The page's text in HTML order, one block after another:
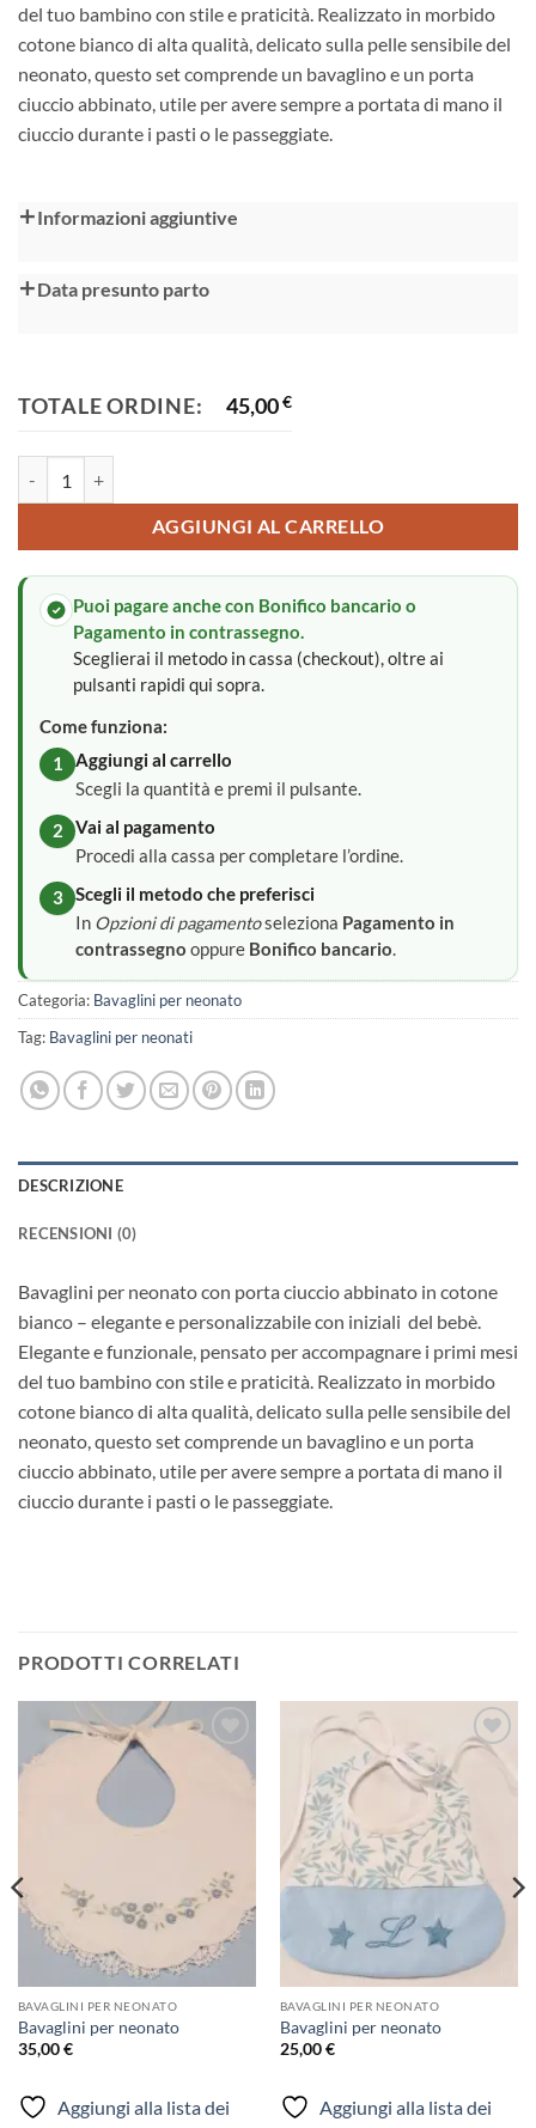
del tuo bambino con stile e praticità. Realizzato in morbido
cotone bianco di alta qualità, delicato sulla pelle sensibile del
neonato, questo set comprende un bavaglino e un porta
ciuccio abbinato, utile per avere sempre a portata di mano il
ciuccio durante i pasti o le passeggiate.
Informazioni aggiuntive
Data presunto parto
TOTALE ORDINE: 45,00€
AGGIUNGI AL CARRELLO
Alternative:
Puoi pagare anche con Bonifico bancario o
Pagamento in contrassegno.
Sceglierai il metodo in cassa (checkout), oltre ai
pulsanti rapidi qui sopra.
Come funziona:
1
Aggiungi al carrello
Scegli la quantità e premi il pulsante.
2
Vai al pagamento
Procedi alla cassa per completare l’ordine.
3
Scegli il metodo che preferisci
In Opzioni di pagamentoseleziona Pagamento in
contrassegno oppure Bonifico bancario.
Categoria: Bavaglini per neonato
Tag: Bavaglini per neonati
DESCRIZIONE
RECENSIONI (0)
Bavaglini per neonato con porta ciuccio abbinato in cotone
bianco – elegante e personalizzabile con iniziali del bebè.
Elegante e funzionale, pensato per accompagnare i primi mesi
del tuo bambino con stile e praticità. Realizzato in morbido
cotone bianco di alta qualità, delicato sulla pelle sensibile del
neonato, questo set comprende un bavaglino e un porta
ciuccio abbinato, utile per avere sempre a portata di mano il
ciuccio durante i pasti o le passeggiate.
PRODOTTI CORRELATI
Aggiungi
BAVAGLINI PER NEONATO
Bavaglini per neonato
35,00€
Aggiungi alla lista dei
desideri
BAVAGLINI PER NEONATO
Bavaglini per neonato
25,00€
Aggiungi alla lista dei